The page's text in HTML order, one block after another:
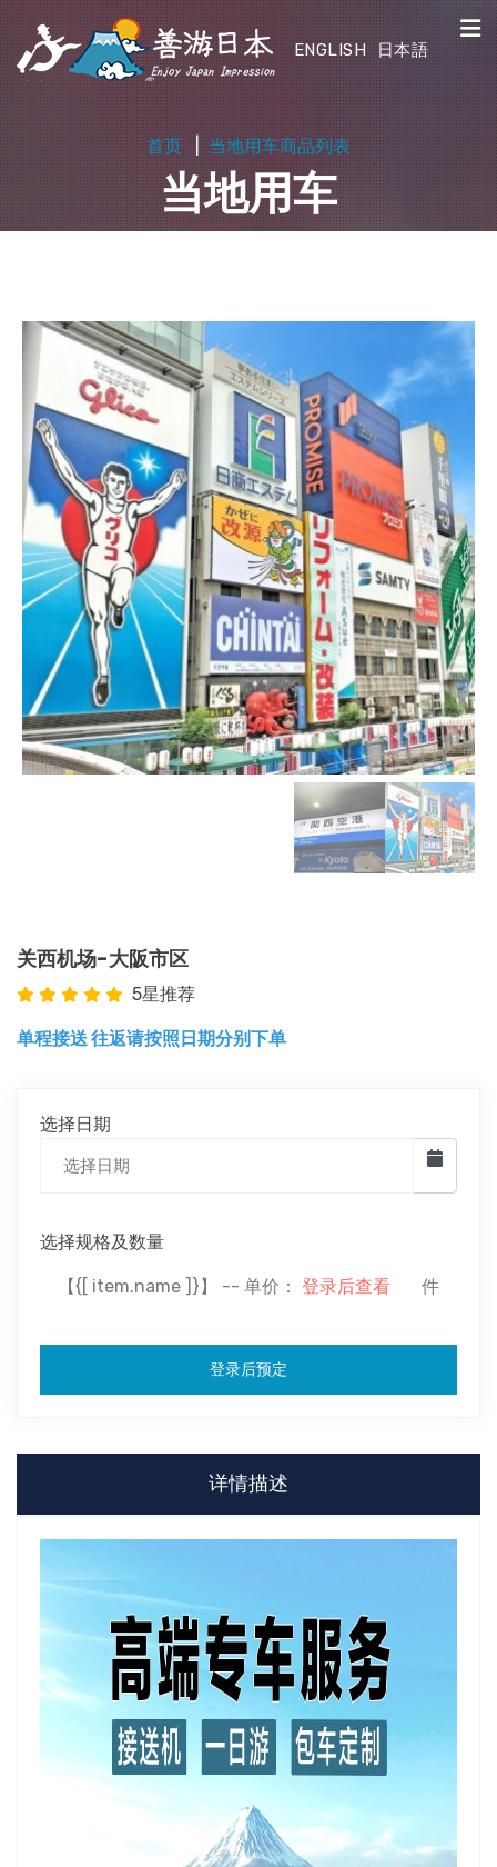
ENGLISH 日本語
首页 当地用车商品列表
当地用车
关西机场-大阪市区
5星推荐
单程接送 往返请按照日期分别下单
选择日期
选择规格及数量
【{[ item.name ]}】 -- 单价： 登录后查看 件
登录后预定
详情描述